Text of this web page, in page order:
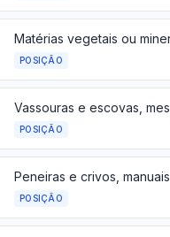
POSIÇÃO
POSIÇÃO
Peneiras e crivos, manuais
POSIÇÃO